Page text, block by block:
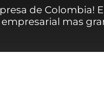
de Colombia!
mas